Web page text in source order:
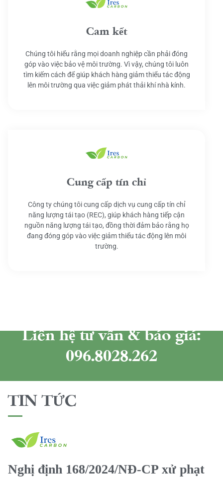
Cam kết
Chúng tôi hiểu rằng mọi doanh nghiệp cần phải đóng
góp vào việc bảo vệ môi trường. Vì vậy, chúng tôi luôn
tìm kiếm cách để giúp khách hàng giảm thiểu tác động
lên môi trường qua việc giảm phát thải khí nhà kính.
Cung cấp tín chỉ
Công ty chúng tôi cung cấp dịch vụ cung cấp tín chỉ
năng lượng tái tạo (REC), giúp khách hàng tiếp cận
nguồn năng lượng tái tạo, đồng thời đảm bảo rằng họ
đang đóng góp vào việc giảm thiểu tác động lên môi
trường.
Liên hệ tư vấn & báo giá:
096.8028.262
TIN TỨC
Nghị định 168/2024/NĐ-CP xử phạt